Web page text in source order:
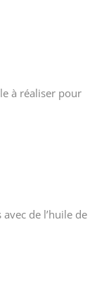
à réaliser pour
de l’huile de